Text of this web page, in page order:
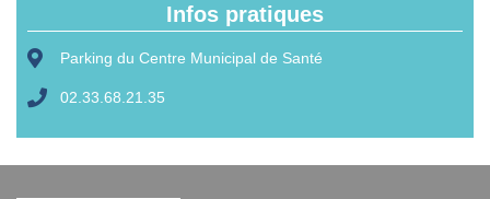
Infos pratiques
Parking du Centre Municipal de Santé
02.33.68.21.35